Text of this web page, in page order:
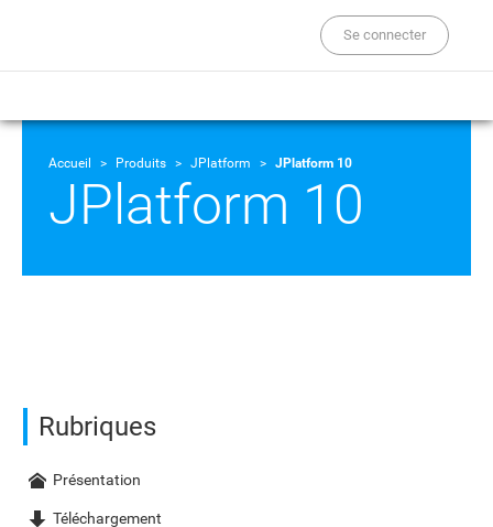
Se connecter
Accueil Produits JPlatform JPlatform 10
JPlatform 10
Rubriques
Présentation
Téléchargement